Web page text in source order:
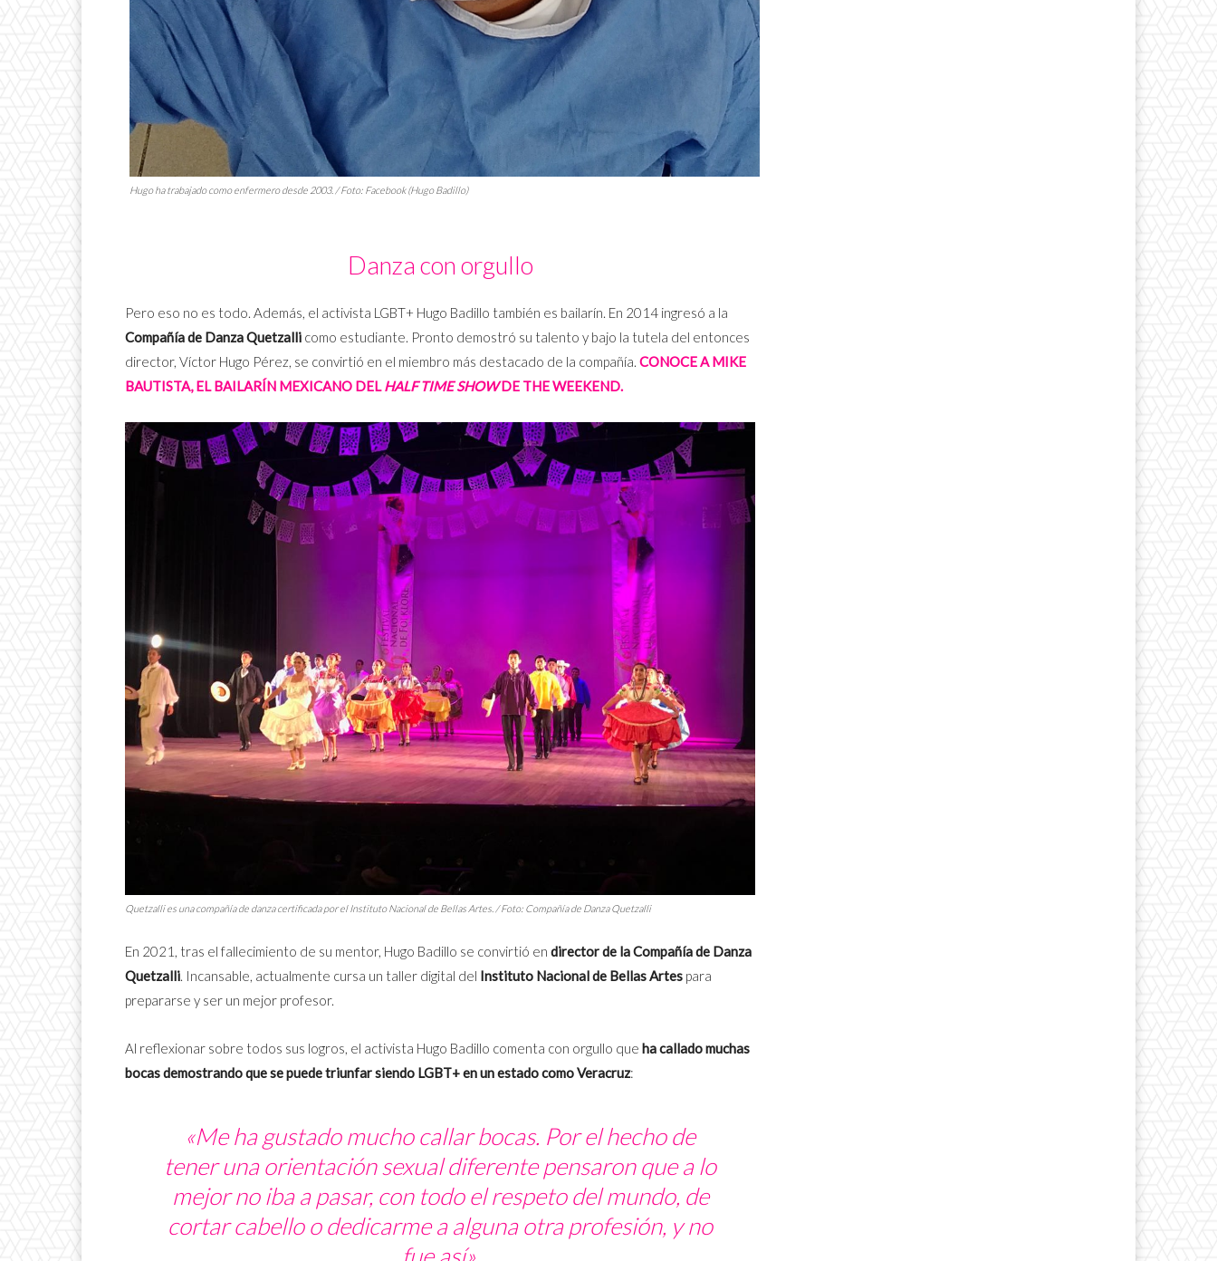
Hugo ha trabajado como enfermero desde 2003. / Foto: Facebook (Hugo Badillo)
Danza con orgullo
Pero eso no es todo. Además, el activista LGBT+ Hugo Badillo también es bailarín. En 2014 ingresó a la
Compañía de Danza Quetzalli como estudiante. Pronto demostró su talento y bajo la tutela del entonces
director, Víctor Hugo Pérez, se convirtió en el miembro más destacado de la compañía. CONOCE A MIKE
BAUTISTA, EL BAILARÍN MEXICANO DELHALF TIME SHOWDE THE WEEKEND.
Quetzalli es una compañía de danza certificada por el Instituto Nacional de Bellas Artes. / Foto: Compañía de Danza Quetzalli
En 2021, tras el fallecimiento de su mentor, Hugo Badillo se convirtió en director de la Compañía de Danza
Quetzalli. Incansable, actualmente cursa un taller digital del Instituto Nacional de Bellas Artes para
prepararse y ser un mejor profesor.
Al reflexionar sobre todos sus logros, el activista Hugo Badillo comenta con orgullo que ha callado muchas
bocas demostrando que se puede triunfar siendo LGBT+ en un estado como Veracruz:
«Me ha gustado mucho callar bocas. Por el hecho de
tener una orientación sexual diferente pensaron que a lo
mejor no iba a pasar, con todo el respeto del mundo, de
cortar cabello o dedicarme a alguna otra profesión, y no